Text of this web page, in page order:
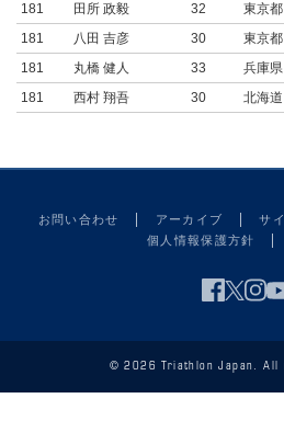
181
田所 政毅 32 東京都
181
八田 吉彦 30 東京都
181
丸橋 健人 33 兵庫県
181
西村 翔吾 30 北海道
お問い合わせ アーカイブ サ
個人情報保護方針
© 2026 Triathlon Japan. All